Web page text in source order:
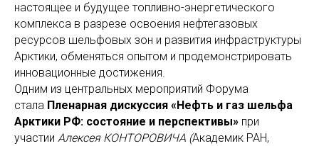
настоящее и будущее топливно-энергетического
комплекса в разрезе освоения нефтегазовых
ресурсов шельфовых зон и развития инфраструктуры
Арктики, обменяться опытом и продемонстрировать
инновационные достижения.
Одним из центральных мероприятий Форума
стала Пленарная дискуссия «Нефть и газ шельфа
Арктики РФ: состояние и перспективы» при
участии Алексея КОНТОРОВИЧА (Академик РАН,